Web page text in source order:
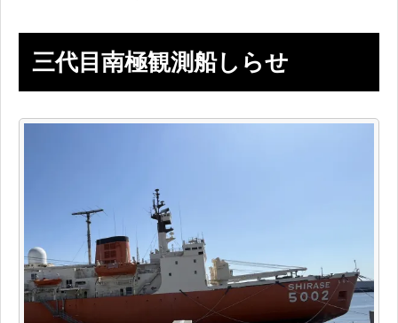
三代目南極観測船しらせ